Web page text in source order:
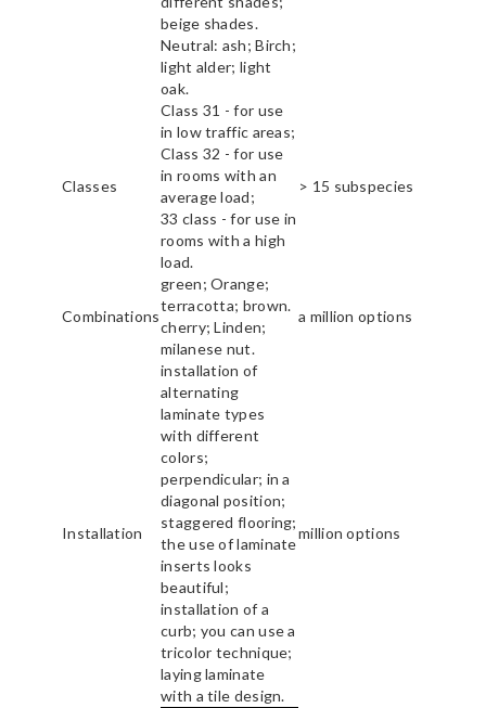
beige shades.
Neutral: ash; Birch;
light alder; light
oak.
Classes
Class 31 - for use
in low traffic areas;
Class 32 - for use
in rooms with an
average load;
33 class - for use in
rooms with a high
load.
> 15 subspecies
Combinations
green; Orange;
terracotta; brown.
cherry; Linden;
milanese nut.
a million options
Installation
installation of
alternating
laminate types
with different
colors;
perpendicular; in a
diagonal position;
staggered flooring;
the use of laminate
inserts looks
beautiful;
installation of a
curb; you can use a
tricolor technique;
laying laminate
with a tile design.
million options